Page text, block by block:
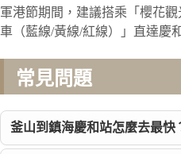
軍港節期間，建議搭乘「櫻花
車（藍線/黃線/紅線）」直達慶
常見問題
釜山到鎮海慶和站怎麼去最快